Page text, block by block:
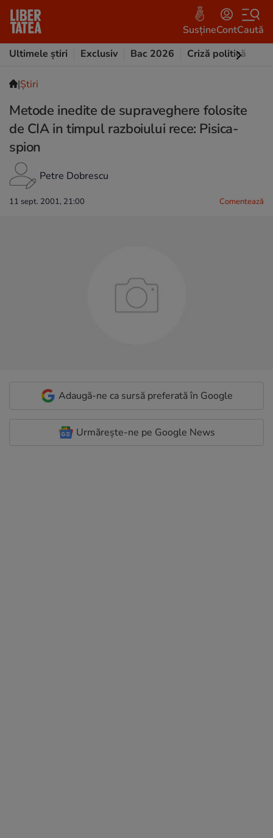
SusțineContCaută
Ultimele știri
Exclusiv Bac 2026 Criză politică
|Ştiri
Metode inedite de supraveghere folosite
de CIA in timpul razboiului rece: Pisica-
spion
Petre Dobrescu
11 sept. 2001, 21:00 Comentează
Adaugă-ne ca sursă preferată în Google
Urmărește-ne pe Google News